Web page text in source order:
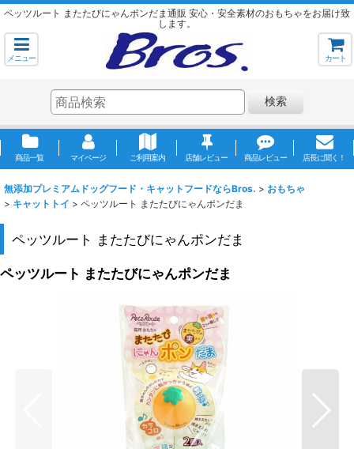
ペッツルート またたびにゃんポンだま通販 安心・安全素材のおもちゃをお届け致
します。
メニュー カート
検索
商品一覧 マイページ ご利用案内 店舗レビュー 商品レビュー 店長に聞く！
無添加プレミアムドッグフード・キャットフードならBros. > おもちゃ
> キャットトイ > ペッツルート またたびにゃんポンだま
ペッツルート またたびにゃんポンだま
ペッツルート またたびにゃんポンだま